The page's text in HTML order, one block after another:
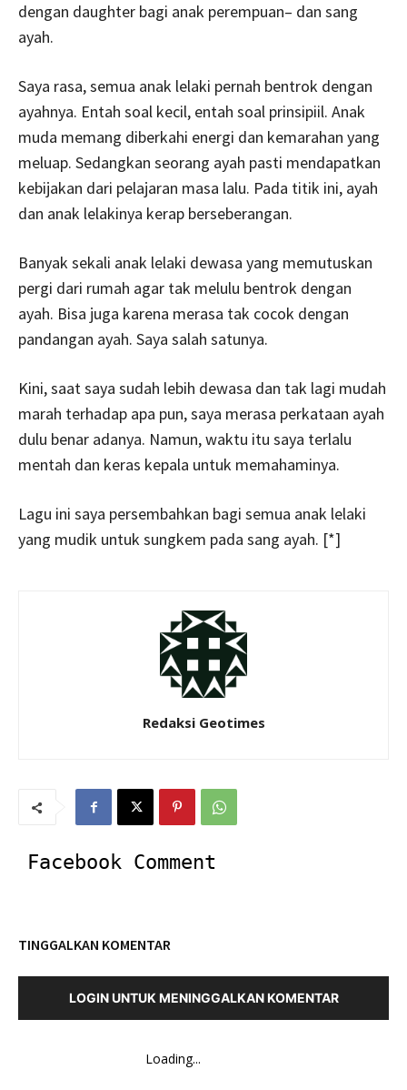
dengan daughter bagi anak perempuan– dan sang
ayah.
Saya rasa, semua anak lelaki pernah bentrok dengan
ayahnya. Entah soal kecil, entah soal prinsipiil. Anak
muda memang diberkahi energi dan kemarahan yang
meluap. Sedangkan seorang ayah pasti mendapatkan
kebijakan dari pelajaran masa lalu. Pada titik ini, ayah
dan anak lelakinya kerap berseberangan.
Banyak sekali anak lelaki dewasa yang memutuskan
pergi dari rumah agar tak melulu bentrok dengan
ayah. Bisa juga karena merasa tak cocok dengan
pandangan ayah. Saya salah satunya.
Kini, saat saya sudah lebih dewasa dan tak lagi mudah
marah terhadap apa pun, saya merasa perkataan ayah
dulu benar adanya. Namun, waktu itu saya terlalu
mentah dan keras kepala untuk memahaminya.
Lagu ini saya persembahkan bagi semua anak lelaki
yang mudik untuk sungkem pada sang ayah. [*]
Redaksi Geotimes
Facebook Comment
TINGGALKAN KOMENTAR
LOGIN UNTUK MENINGGALKAN KOMENTAR
Loading...